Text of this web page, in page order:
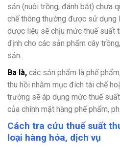
sản (nuôi trồng, đánh bắt) chưa
chế thông thường được sử dụng
dược liệu sẽ chịu mức thuế suất
định cho các sản phẩm cây
sản.
Ba là, các sản phẩm là phế
thu hồi nhằm mục đích tái chế
trường sẽ áp dụng mức thuế
của chính mặt hàng phế phẩm,
Cách tra cứu thuế suất
loại hàng hóa, dịch vụ